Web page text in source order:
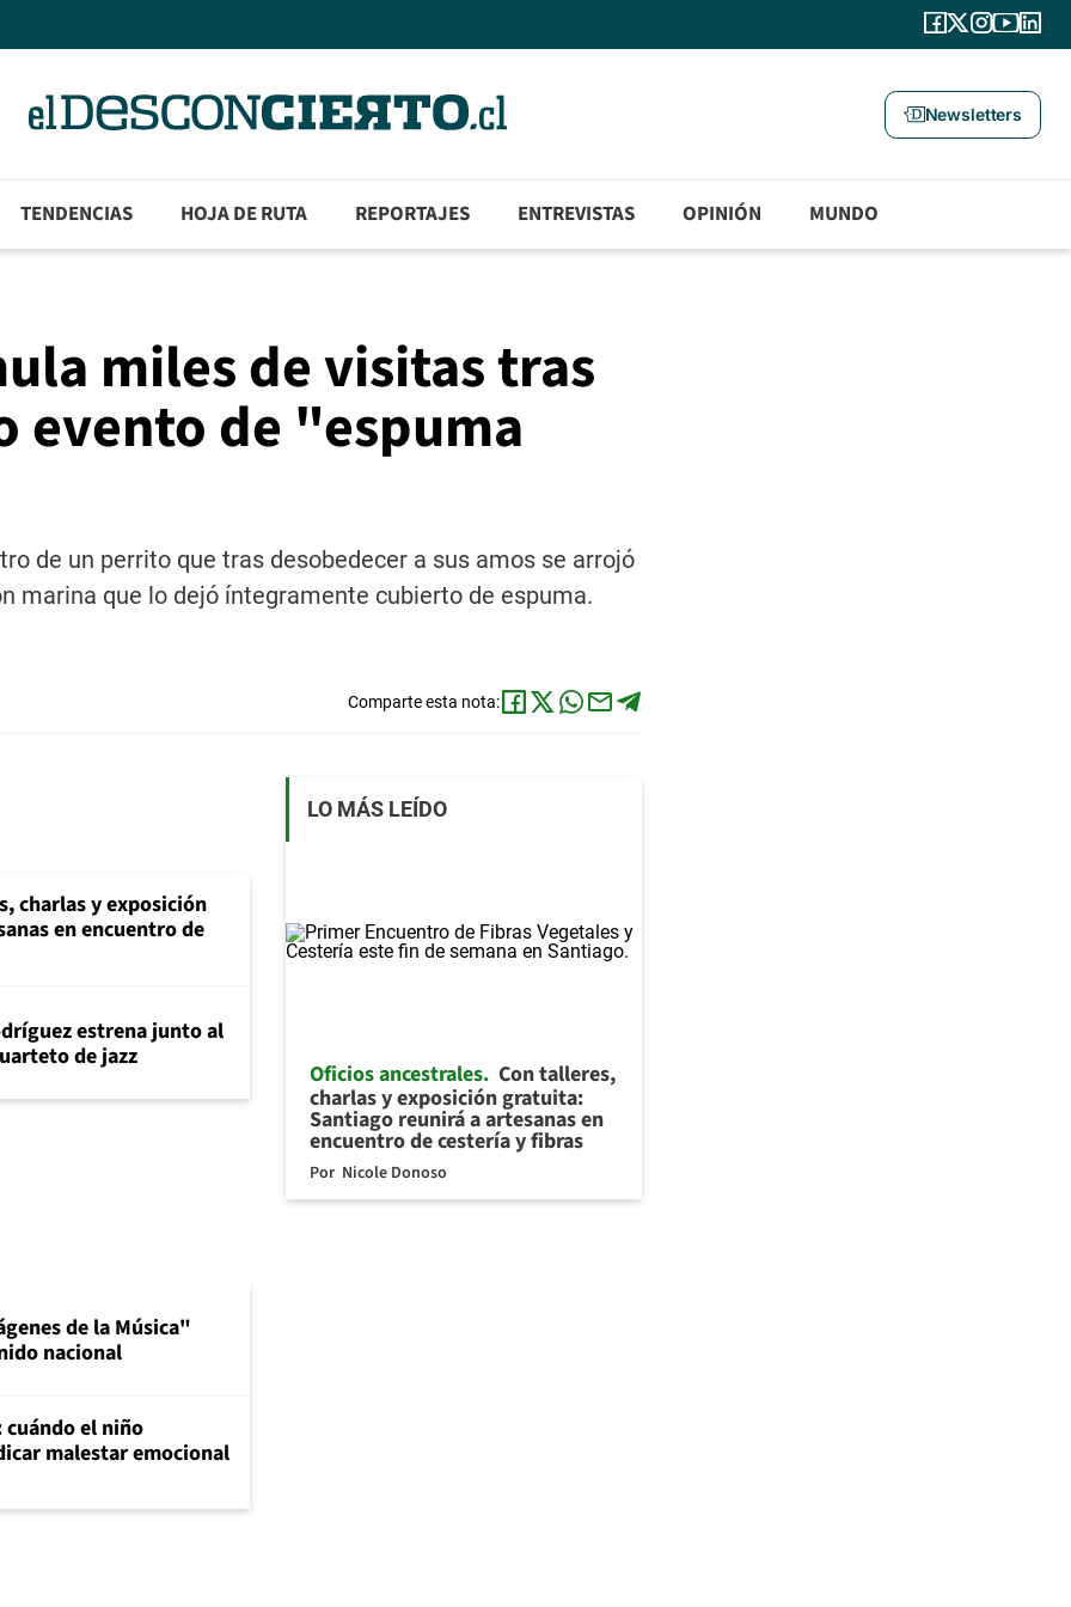
Newsletters
TENDENCIAS HOJA DE RUTA REPORTAJES ENTREVISTAS OPINIÓN MUNDO
miles de visitas tras
evento de "espuma
de un perrito que tras desobedecer a sus amos se arrojó
marina que lo dejó íntegramente cubierto de espuma.
Comparte esta nota:
charlas y exposición
en encuentro de
estrena junto al
de jazz
de la Música"
nacional
el niño
malestar emocional
LO MÁS LEÍDO
Oficios ancestrales Con talleres,
charlas y exposición gratuita:
Santiago reunirá a artesanas en
encuentro de cestería y fibras
Por Nicole Donoso